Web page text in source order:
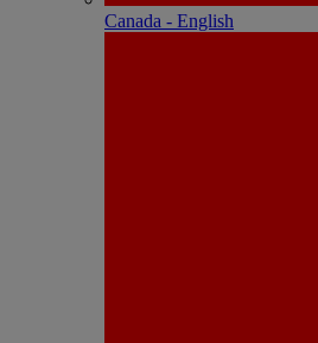
Canada - English